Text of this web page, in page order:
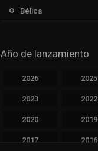
Bélica
Cinecalidad
Cinetux
Año de lanzamiento
2026 2025
2023 2022
2020 2019
2017 2016